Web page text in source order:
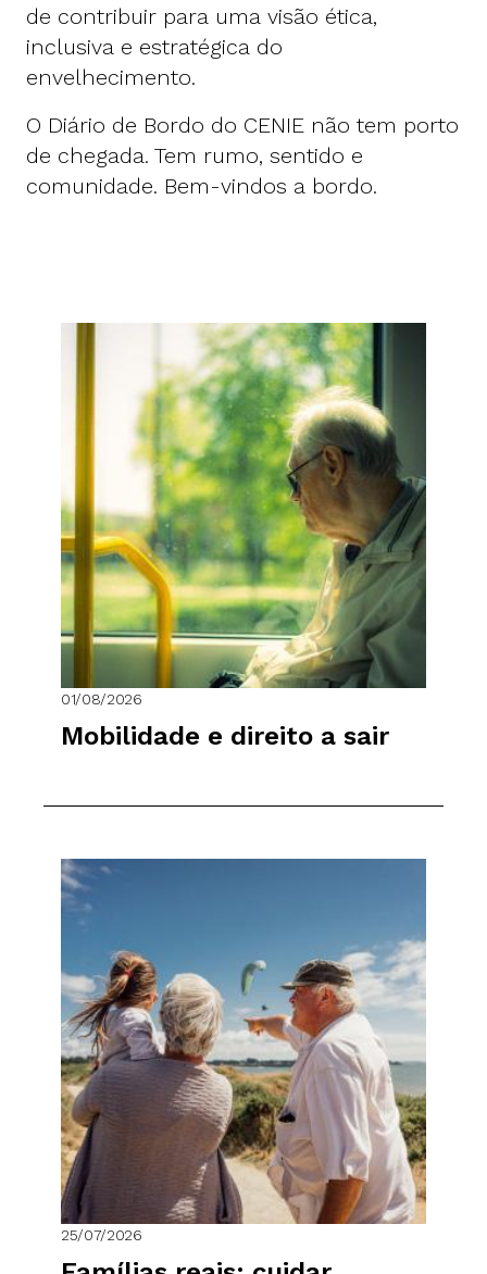
de contribuir para uma visão ética,
inclusiva e estratégica do
envelhecimento.
O Diário de Bordo do CENIE não tem porto
de chegada. Tem rumo, sentido e
comunidade. Bem-vindos a bordo.
01/08/2026
Mobilidade e direito a sair
25/07/2026